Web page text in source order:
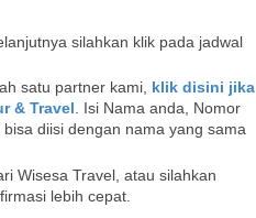
silahkan klik pada jadwal
satu partner kami, klik disini jika
& Travel . Isi Nama anda, Nomor
diisi dengan nama yang sama
Wisesa Travel, atau silahkan
lebih cepat.